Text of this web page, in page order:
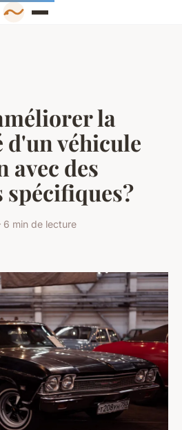
la
véhicule
des
spécifiques?
min de lecture